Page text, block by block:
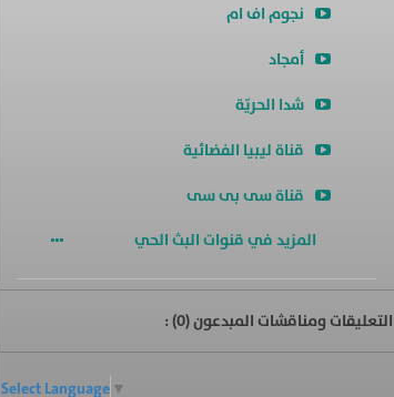
نجوم اف ام
أمجاد
شدا الحريّة
قناة ليبيا الفضائية
قناة سى بى سى
المزيد في قنوات البث الحي
ومناقشات المبدعون (0
) :
Select Language▼